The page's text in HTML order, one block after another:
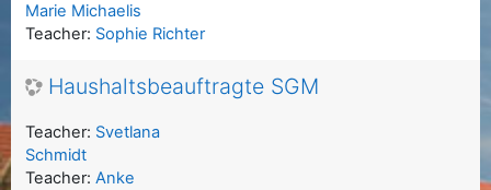
Marie Michaelis
Teacher: Sophie Richter
Haushaltsbeauftragte SGM
Teacher: Svetlana
Schmidt
Teacher: Anke